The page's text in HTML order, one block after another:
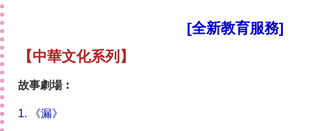
[全新教育服務]
【中華文化系列】
故事劇場︰
1. 《漏》